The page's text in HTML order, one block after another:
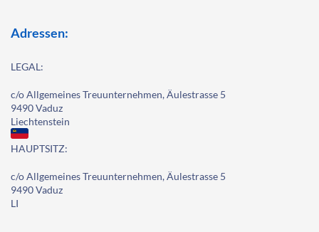
Adressen:
LEGAL:
c/o Allgemeines Treuunternehmen, Äulestrasse 5
9490 Vaduz
Liechtenstein
HAUPTSITZ:
c/o Allgemeines Treuunternehmen, Äulestrasse 5
9490 Vaduz
LI